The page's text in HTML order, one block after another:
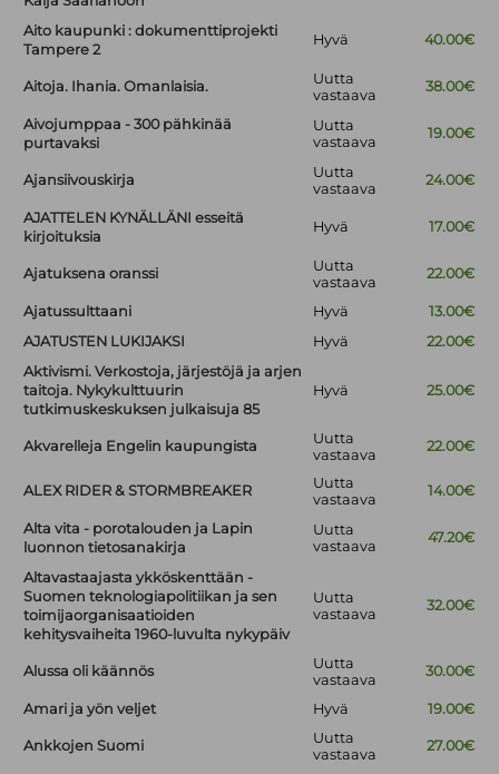
Aito kaupunki : dokumenttiprojekti
Tampere 2
Hyvä 40.00€
Aitoja. Ihania. Omanlaisia.
Uutta
vastaava
38.00€
Aivojumppaa - 300 pähkinää
purtavaksi
Uutta
vastaava
19.00€
Ajansiivouskirja
Uutta
vastaava
24.00€
AJATTELEN KYNÄLLÄNI esseitä
kirjoituksia
Hyvä 17.00€
Ajatuksena oranssi
Uutta
vastaava
22.00€
Ajatussulttaani Hyvä
13.00€
AJATUSTEN LUKIJAKSI
Hyvä
22.00€
Aktivismi. Verkostoja, järjestöjä ja arjen
taitoja. Nykykulttuurin
tutkimuskeskuksen julkaisuja 85
Hyvä 25.00€
Akvarelleja Engelin kaupungista
Uutta
vastaava
22.00€
ALEX RIDER & STORMBREAKER
Uutta
vastaava
14.00€
Alta vita - porotalouden ja Lapin
luonnon tietosanakirja
Uutta
vastaava
47.20€
Altavastaajasta ykköskenttään -
Suomen teknologiapolitiikan ja sen
toimijaorganisaatioiden
kehitysvaiheita 1960-luvulta nykypäiv
Uutta
vastaava
32.00€
Alussa oli käännös
Uutta
vastaava
30.00€
Amari ja yön veljet Hyvä 19.00€
Ankkojen Suomi
Uutta
vastaava
27.00€